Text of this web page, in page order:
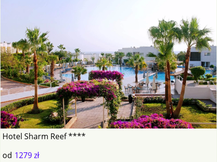
Hotel Sharm Reef ****
od 1279 zł